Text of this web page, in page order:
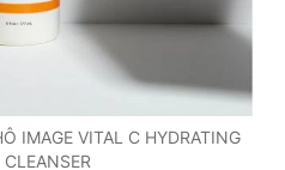
IMAGE VITAL C HYDRATING
CLEANSER